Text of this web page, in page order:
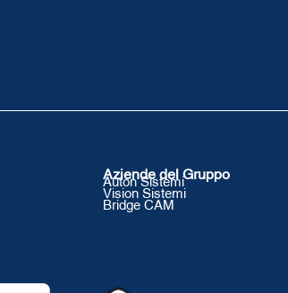
Aziende del Gruppo
Auton Sistemi
Vision Sistemi
Bridge CAM